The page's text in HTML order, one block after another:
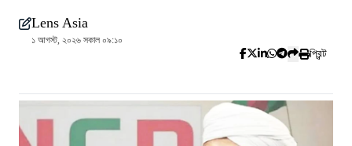
Lens Asia
১ আগস্ট, ২০২৬ সকাল ০৯:১০
প্রিন্ট